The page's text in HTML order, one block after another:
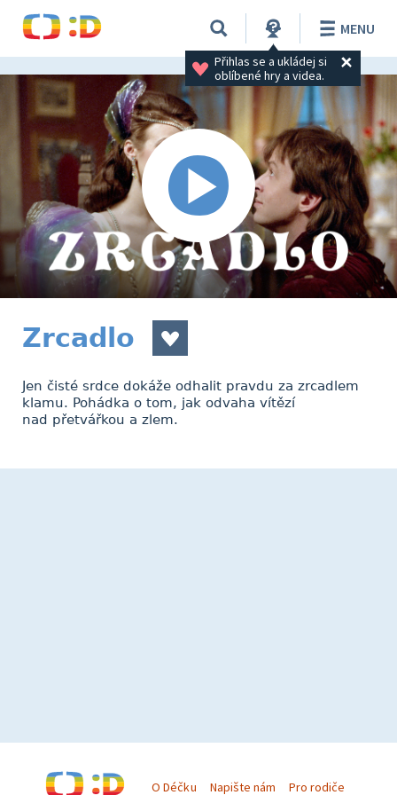
Přihlas se a ukládej si
oblíbené hry a videa.
MENU
Zrcadlo
Jen čisté srdce dokáže odhalit pravdu za zrcadlem
klamu. Pohádka o tom, jak odvaha vítězí
nad přetvářkou a zlem.
O Déčku Napište nám Pro rodiče